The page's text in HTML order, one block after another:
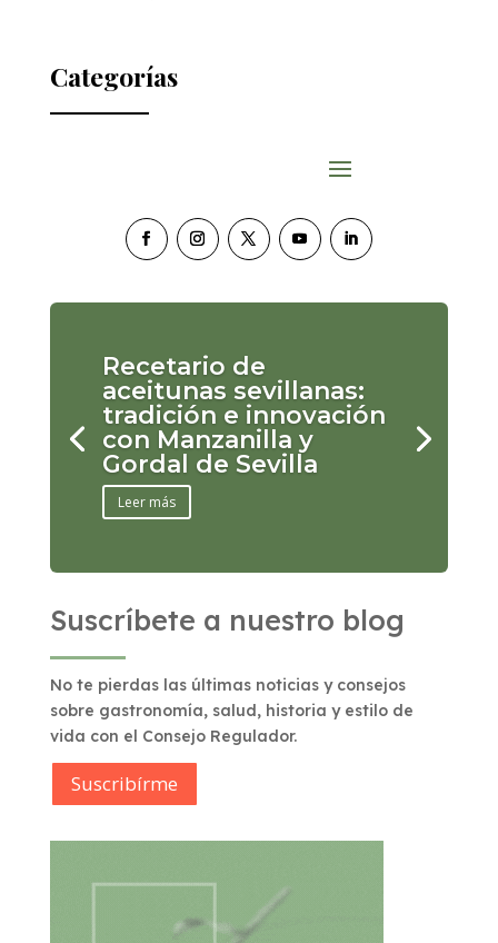
Categorías
Recetario de
aceitunas sevillanas:
tradición e innovación
con Manzanilla y
Gordal de Sevilla
Leer más
Suscríbete a nuestro blog
No te pierdas las últimas noticias y consejos
sobre gastronomía, salud, historia y estilo de
vida con el Consejo Regulador.
Suscribírme